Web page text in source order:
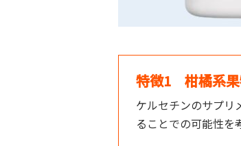
特徴1 柑橘系果
ケルセチンのサプリ
ることでの可能性を